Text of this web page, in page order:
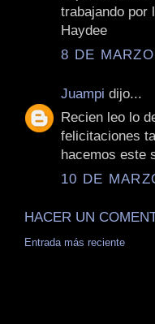
trabajando por
Haydee
8 DE
Juampi dijo...
Recien leo lo
felicitaciones
hacemos este
10 DE
HACER UN
Entrada más reciente